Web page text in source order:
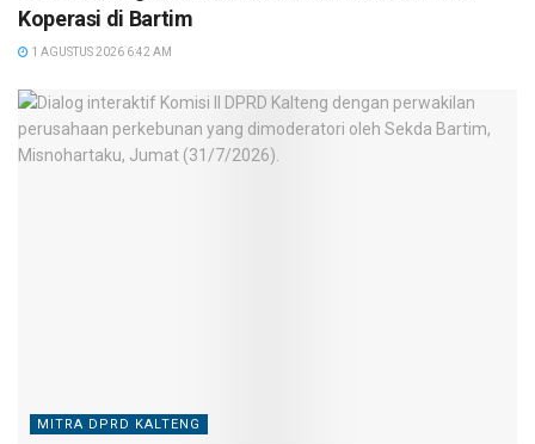
Koperasi di Bartim
1 AGUSTUS 2026 6:42 AM
MITRA DPRD KALTENG